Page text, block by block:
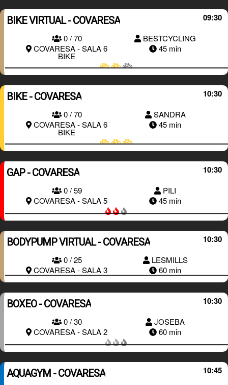
09:30
BIKE VIRTUAL - COVARESA
0 / 70
BESTCYCLING
COVARESA - SALA 6
BIKE
45 min
RESERVAR
10:30
BIKE - COVARESA
0 / 70
SANDRA
COVARESA - SALA 6
BIKE
45 min
RESERVAR
10:30
GAP - COVARESA
0 / 59
PILI
COVARESA - SALA 5
45 min
10:30
BODYPUMP VIRTUAL - COVARESA
0 / 25
LESMILLS
COVARESA - SALA 3
60 min
10:30
BOXEO - COVARESA
0 / 30
JOSEBA
COVARESA - SALA 2
60 min
10:45
AQUAGYM - COVARESA